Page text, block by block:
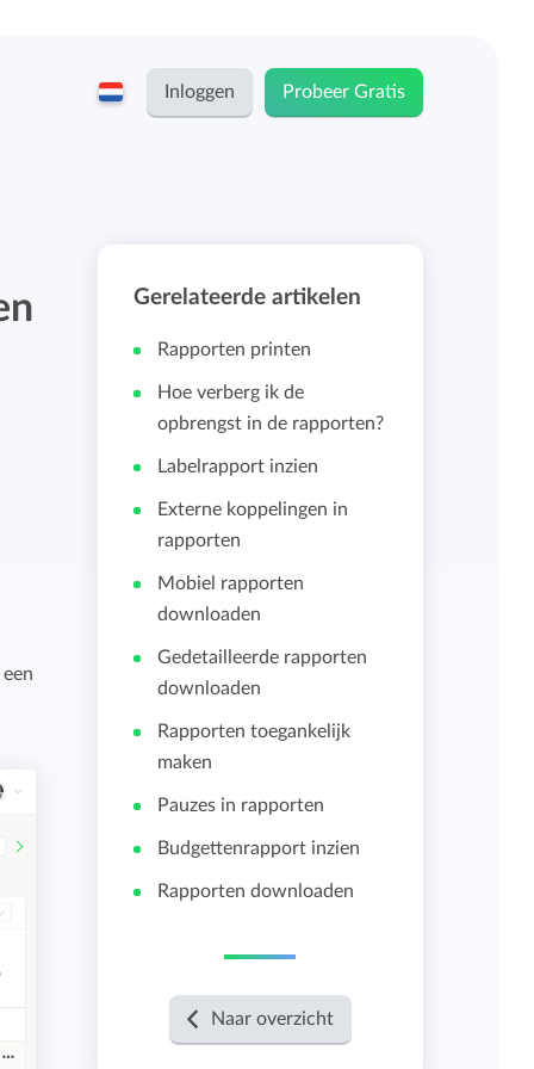
ZZP-ers en zelfstandigen
Stichtingen en non-profit
Persoonlijk urendashboard
Salarisadministratie koppelingen
Importeren en exporteren
Bekijk alle functies
Inloggen Probeer Gratis
Gerelateerde artikelen
Rapporten printen
Hoe verberg ik de
opbrengst in de rapporten?
Labelrapport inzien
Externe koppelingen in
rapporten
Mobiel rapporten
downloaden
Gedetailleerde rapporten
downloaden
Rapporten toegankelijk
maken
Pauzes in rapporten
Budgettenrapport inzien
Rapporten downloaden
Naar overzicht